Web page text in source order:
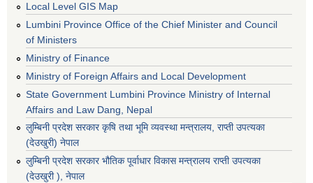
Local Level GIS Map
Lumbini Province Office of the Chief Minister and Council
of Ministers
Ministry of Finance
Ministry of Foreign Affairs and Local Development
State Government Lumbini Province Ministry of Internal
Affairs and Law Dang, Nepal
लुम्बिनी प्रदेश सरकार कृषि तथा भूमि व्यवस्था मन्त्रालय, राप्ती उपत्यका
(देउखुरी) नेपाल
लुम्बिनी प्रदेश सरकार भौतिक पूर्वाधार विकास मन्त्रालय राप्ती उपत्यका
(देउखुरी ), नेपाल